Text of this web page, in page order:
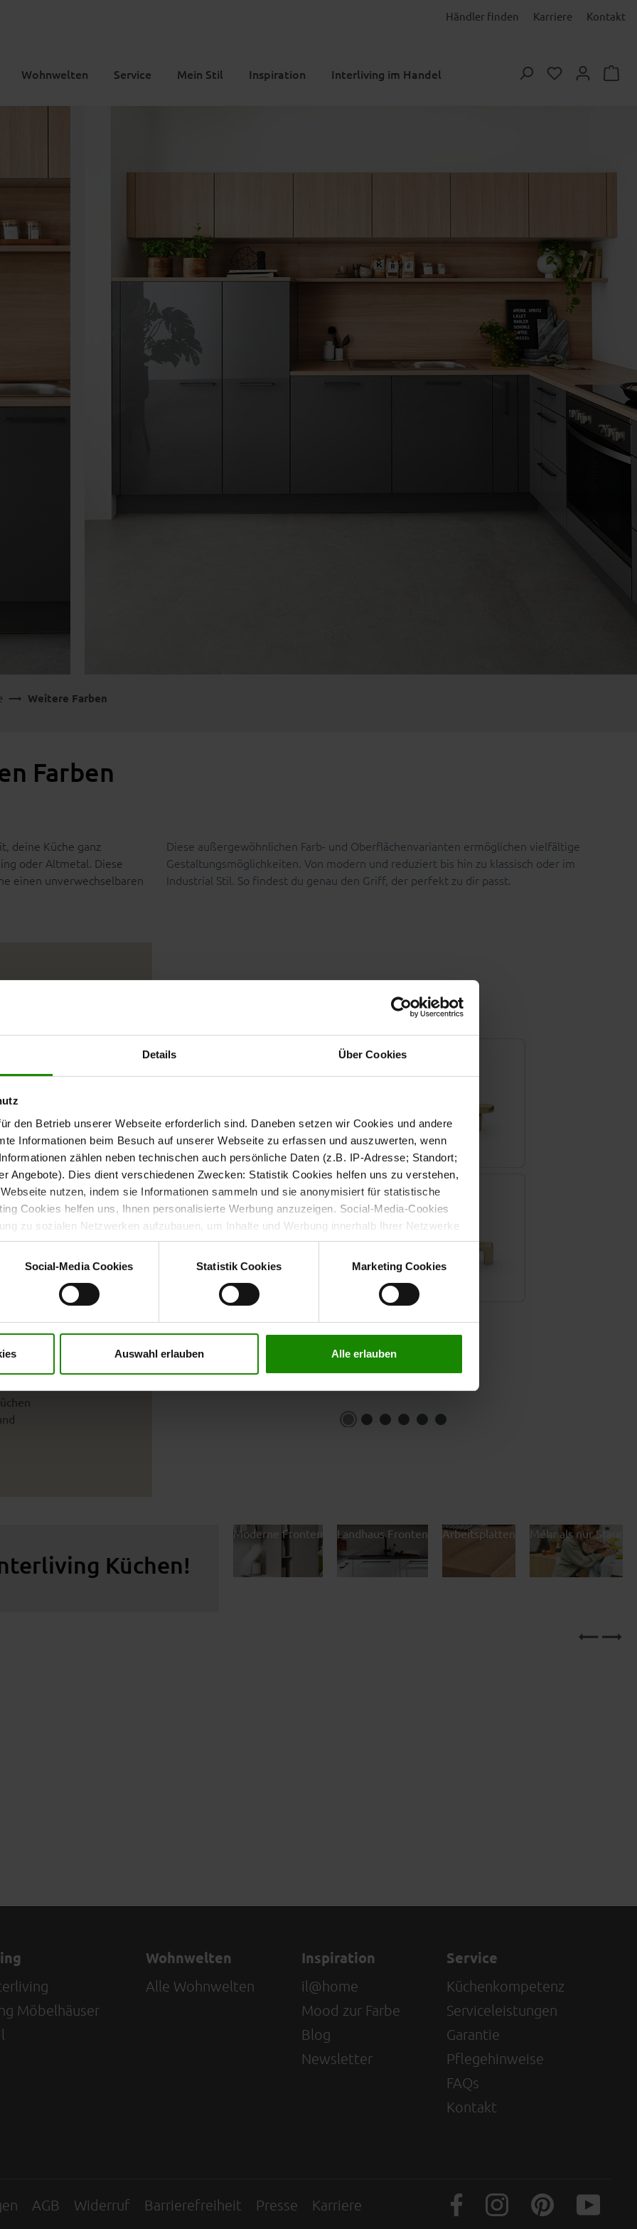
Details Über Cookies
den Betrieb unserer Webseite erforderlich sind. Daneben setzen wir Cookies und andere
Informationen beim Besuch auf unserer Webseite zu erfassen und auszuwerten, wenn
zählen neben technischen auch persönliche Daten (z.B. IP-Adresse; Standort;
Angebote). Dies dient verschiedenen Zwecken: Statistik Cookies helfen uns zu verstehen,
nutzen, indem sie Informationen sammeln und sie anonymisiert für statistische
Cookies helfen uns, Ihnen personalisierte Werbung anzuzeigen. Social-Media-Cookies
zu sozialen Netzwerken aufzubauen, um Inhalte und Werbung innerhalb Ihrer Netzwerke
welche Kategorien sie neben den notwendigen Cookies zulassen möchten.
Sie nur notwendige Cookies zulassen wollen, oder auf „ Einverstanden
“, wenn Sie mit
Wirkung für die Zukunft widerrufen. Für weitere Informationen lesen Sie bitte unsere
Social-Media Cookies Statistik Cookies Marketing Cookies
Auswahl erlauben Alle erlauben
Händler finden Karriere Kontakt
Wohnwelten Service Mein Stil Inspiration Interliving im Handel Du hast 0
Weitere Farben
Farben
deine Küche ganz
oder Altmetal. Diese
einen unverwechselbaren
Diese außergewöhnlichen Farb- und Oberflächenvarianten ermöglichen vielfältige
Gestaltungsmöglichkeiten. Von modern und reduziert bis hin zu klassisch oder im
Industrial Stil. So findest du genau den Griff, der perfekt zu dir passt.
in
Küchen!
Moderne Fronten Landhaus Fronten Arbeitsplatten Mehr als nur
Möbelhäuser
Wohnwelten
Alle Wohnwelten
Inspiration
il@home
Mood zur Farbe
Blog
Newsletter
Service
Küchenkompetenz
Serviceleistungen
Garantie
Pflegehinweise
FAQs
Kontakt
AGB Widerruf Barrierefreiheit Presse Karriere